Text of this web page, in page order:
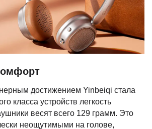
достижением Yinbeiqi стала
класса устройств легкость
весят всего 129 грамм. Это
неощутимыми на голове,